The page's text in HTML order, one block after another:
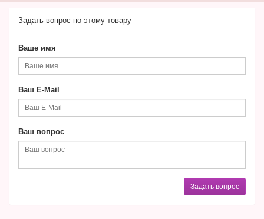
Задать вопрос по этому товару
Ваше имя
Ваш E-Mail
Ваш вопрос
Задать вопрос